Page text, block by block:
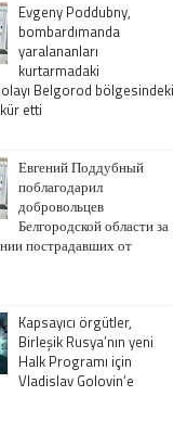
Evgeny Poddubny,
bombardımanda
yaralananları
kurtarmadaki
Belgorod bölgesindeki
etti
Евгений Поддубный
поблагодарил
добровольцев
Белгородской области за
пострадавших от
Kapsayıcı örgütler,
Birleşik Rusya’nın yeni
Halk Programı için
Vladislav Golovin’e